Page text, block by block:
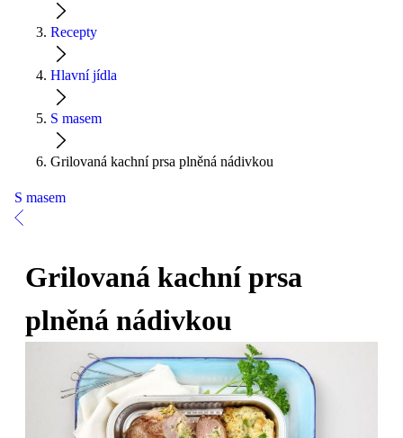
Recepty
Hlavní jídla
S masem
Grilovaná kachní prsa plněná nádivkou
S masem
Grilovaná kachní prsa
plněná nádivkou